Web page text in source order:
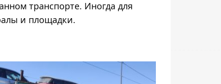
транспорте. Иногда для
и площадки.